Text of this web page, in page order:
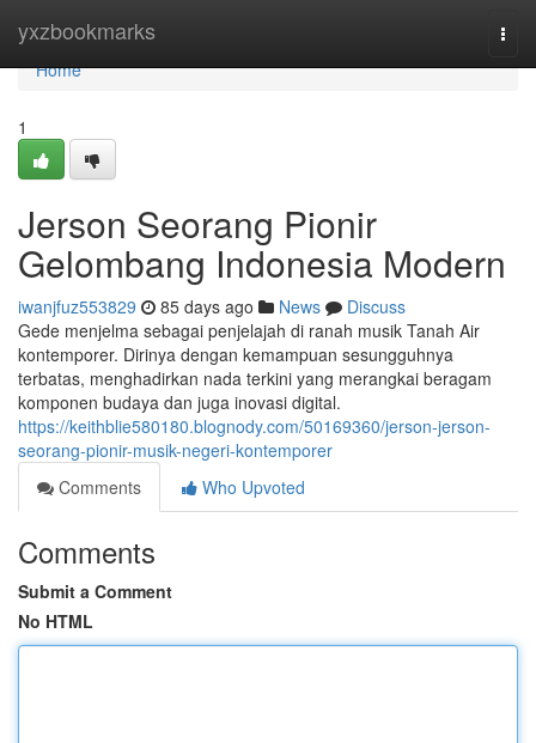
yxzbookmarks
Home
Home
1
Jerson Seorang Pionir
Gelombang Indonesia Modern
iwanjfuz553829 85 days ago News
Discuss
Gede menjelma sebagai penjelajah di ranah musik Tanah Air
kontemporer. Dirinya dengan kemampuan sesungguhnya
terbatas, menghadirkan nada terkini yang merangkai beragam
komponen budaya dan juga inovasi digital.
https://keithblie580180.blognody.com/50169360/jerson-jerson-
seorang-pionir-musik-negeri-kontemporer
Comments
Who Upvoted
Comments
Submit a Comment
No HTML